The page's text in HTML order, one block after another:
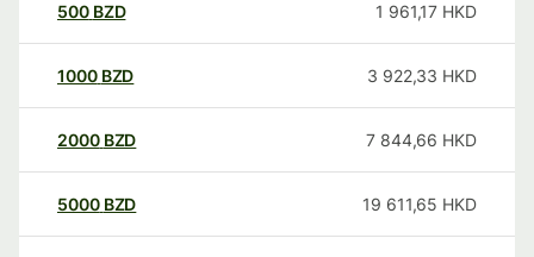
500 BZD 1 961,17 HKD
1000 BZD 3 922,33 HKD
2000 BZD 7 844,66 HKD
5000 BZD 19 611,65 HKD